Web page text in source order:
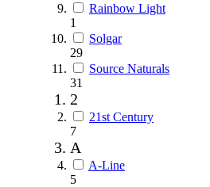
Rainbow Light
1
Solgar
29
Source Naturals
31
2
21st Century
7
A
A-Line
5